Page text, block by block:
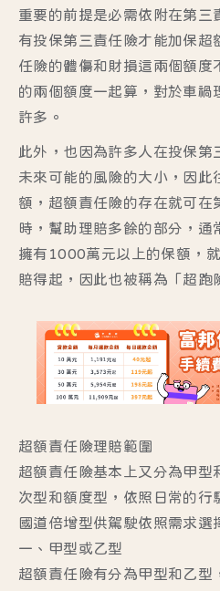
重要的前提是必需依附在第三
有投保第三責任險才能加保超
任險的體傷和財損這兩個額度
的兩個額度一起算，對於車禍
許多。
此外，也因為許多人在投保第
未來可能的風險的大小，因此
額，超額責任險的存在就可在
時，幫助理賠多餘的部分，通
擁有1000萬元以上的保額，
賠得起，因此也被稱為「超跑
超額責任險理賠範圍
超額責任險基本上又分為甲型
次型和額度型，依照日常的行
國道倍增型供駕駛依照需求選
一、甲型或乙型
超額責任險有分為甲型和乙型